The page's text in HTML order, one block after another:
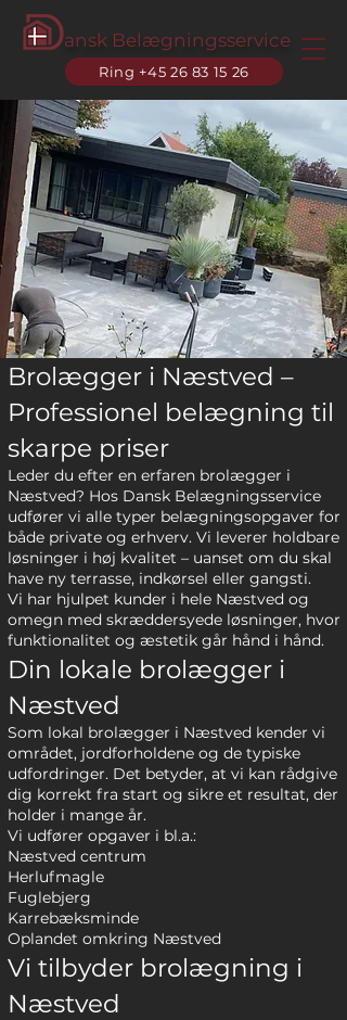
ansk Belægningsservice
Ring +45 26 83 15 26
Brolægger i Næstved –
Professionel belægning til
skarpe priser
Leder du efter en erfaren brolægger i
Næstved? Hos Dansk Belægningsservice
udfører vi alle typer belægningsopgaver for
både private og erhverv. Vi leverer holdbare
løsninger i høj kvalitet – uanset om du skal
have ny terrasse, indkørsel eller gangsti.
Vi har hjulpet kunder i hele Næstved og
omegn med skræddersyede løsninger, hvor
funktionalitet og æstetik går hånd i hånd.
Din lokale brolægger i
Næstved
Som lokal brolægger i Næstved kender vi
området, jordforholdene og de typiske
udfordringer. Det betyder, at vi kan rådgive
dig korrekt fra start og sikre et resultat, der
holder i mange år.
Vi udfører opgaver i bl.a.:
Næstved centrum
Herlufmagle
Fuglebjerg
Karrebæksminde
Oplandet omkring Næstved
Vi tilbyder brolægning i
Næstved